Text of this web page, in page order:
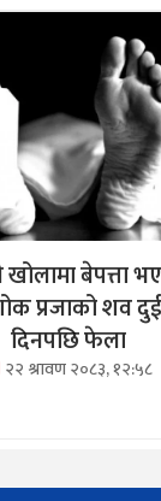
खोलामा बेपत्ता
प्रजाको शव दुई
दिनपछि फेला
२२ श्रावण २०८३, १२:५८